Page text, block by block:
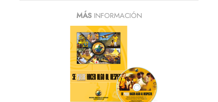
MÁSINFORMACIÓN